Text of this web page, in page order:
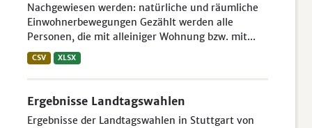
Nachgewiesen werden: natürliche und räumliche
Einwohnerbewegungen Gezählt werden alle
Personen, die mit alleiniger Wohnung bzw. mit...
CSV XLSX
Ergebnisse Landtagswahlen
Ergebnisse der Landtagswahlen in Stuttgart von